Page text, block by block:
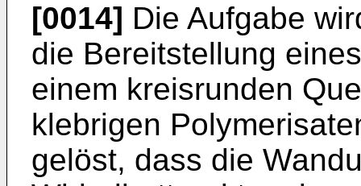
[0014] Die Aufgabe
die Bereitstellung
einem kreisrunden
klebrigen
gelöst, dass die